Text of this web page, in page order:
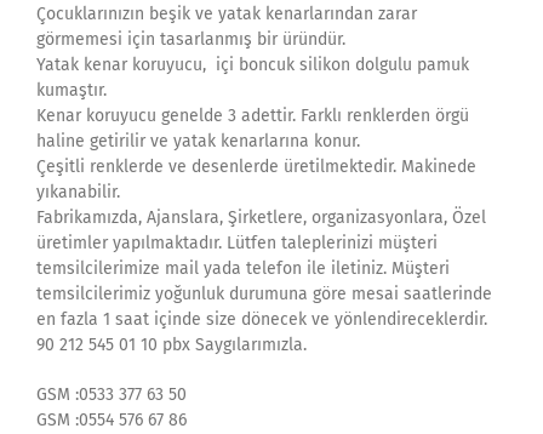
Çocuklarınızın beşik ve yatak kenarlarından zarar
görmemesi için tasarlanmış bir üründür.
Yatak kenar koruyucu, içi boncuk silikon dolgulu pamuk
kumaştır.
Kenar koruyucu genelde 3 adettir. Farklı renklerden örgü
haline getirilir ve yatak kenarlarına konur.
Çeşitli renklerde ve desenlerde üretilmektedir. Makinede
yıkanabilir.
Fabrikamızda, Ajanslara, Şirketlere, organizasyonlara, Özel
üretimler yapılmaktadır. Lütfen taleplerinizi müşteri
temsilcilerimize mail yada telefon ile iletiniz. Müşteri
temsilcilerimiz yoğunluk durumuna göre mesai saatlerinde
en fazla 1 saat içinde size dönecek ve yönlendireceklerdir.
90 212 545 01 10 pbx Saygılarımızla.
GSM :0533 377 63 50
GSM :0554 576 67 86